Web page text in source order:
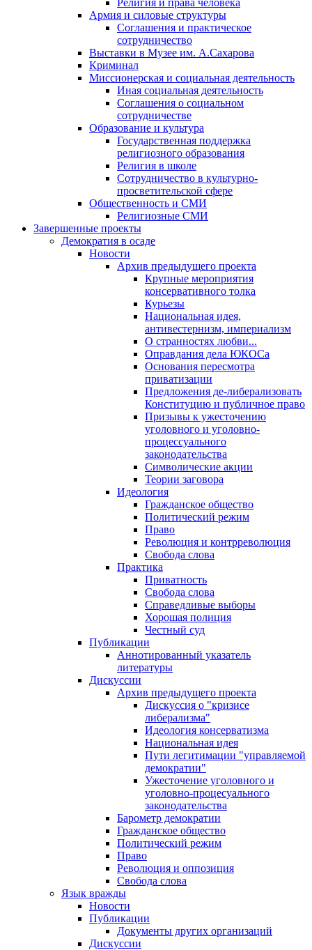
Религия и права человека
Армия и силовые структуры
Соглашения и практическое
сотрудничество
Выставки в Музее им. А.Сахарова
Криминал
Миссионерская и социальная деятельность
Иная социальная деятельность
Соглашения о социальном
сотрудничестве
Образование и культура
Государственная поддержка
религиозного образования
Религия в школе
Сотрудничество в культурно-
просветительской сфере
Общественность и СМИ
Религиозные СМИ
Завершенные проекты
Демократия в осаде
Новости
Архив предыдущего проекта
Крупные мероприятия
консервативного толка
Курьезы
Национальная идея,
антивестернизм, империализм
О странностях любви...
Оправдания дела ЮКОСа
Основания пересмотра
приватизации
Предложения де-либерализовать
Конституцию и публичное право
Призывы к ужесточению
уголовного и уголовно-
процессуального
законодательства
Символические акции
Теории заговора
Идеология
Гражданское общество
Политический режим
Право
Революция и контрреволюция
Свобода слова
Практика
Приватность
Свобода слова
Справедливые выборы
Хорошая полиция
Честный суд
Публикации
Аннотированный указатель
литературы
Дискуссии
Архив предыдущего проекта
Дискуссия о "кризисе
либерализма"
Идеология консерватизма
Национальная идея
Пути легитимации "управляемой
демократии"
Ужесточение уголовного и
уголовно-процесуального
законодательства
Барометр демократии
Гражданское общество
Политический режим
Право
Революция и оппозиция
Свобода слова
Язык вражды
Новости
Публикации
Документы других организаций
Дискуссии